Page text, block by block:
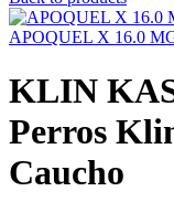
APOQUEL X 16.0
KLIN
Perros
Caucho